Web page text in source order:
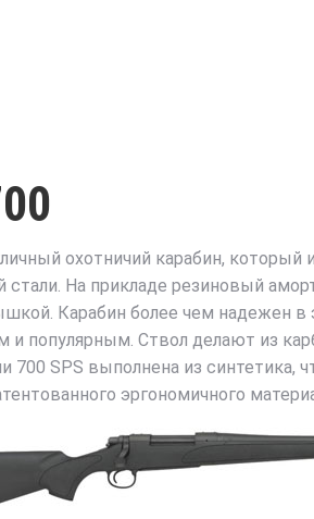
охотничий карабин,
На прикладе резиновый
Карабин более чем надежен в
и популярным. Ствол делают из
SPS выполнена из синтетика,
эргономичного